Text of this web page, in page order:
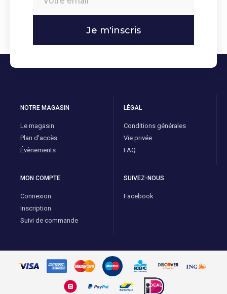
Je m'inscris
NOTRE MAGASIN
Le magasin
Plan d'accès
Évènements
LÉGAL
Conditions générales
Vie privée
FAQ
MON COMPTE
Connexion
Inscription
Suivi de commande
SUIVEZ-NOUS
Facebook